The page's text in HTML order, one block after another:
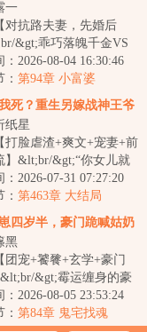
一
对抗路夫妻，先婚后
&gt;乖巧落魄千金VS
话事人&lt;br/&gt;宋氏药
父亲...
：2026-08-04 16:30:46
第94章 小富婆
死？重生另嫁战神王爷
踏平侯门
纸星
打脸虐渣+爽文+宠妻+前
】&lt;br/&gt;“你女儿就
的野种，死了也该给我
！...
：2026-07-31 07:27:20
第463章 大结局
四岁半，豪门跪喊姑奶
黑
团宠+饕餮+玄学+豪门
&gt;霉运缠身的豪
于疯了，捡回个四岁小
奶奶...
：2026-08-05 23:53:24
第84章 鬼宅找魂